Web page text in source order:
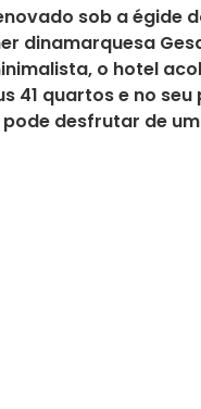
sob a égide
dinamarquesa
o hotel
41 quartos e no seu
desfrutar de